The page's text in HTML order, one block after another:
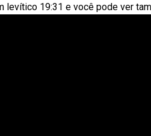
levítico 19:31 e você pode ver